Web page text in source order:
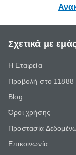
Σχετικά με
Η Εταιρεία
Προβολή στο 11888
Blog
Όροι χρήσης
Προστασία
Επικοινωνία